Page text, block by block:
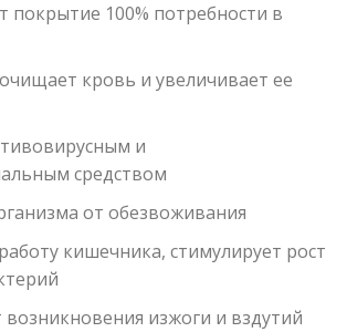
покрытие 100% потребности в
кровь и увеличивает ее
и
средством
от обезвоживания
кишечника, стимулирует рост
возникновения изжоги и вздутий